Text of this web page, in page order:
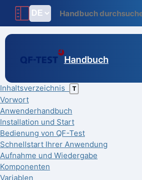
Handbuch
Inhaltsverzeichnis T
Vorwort
Anwenderhandbuch
Installation und Start
Bedienung von QF-Test
Schnellstart Ihrer Anwendung
Aufnahme und Wiedergabe
Komponenten
Variablen